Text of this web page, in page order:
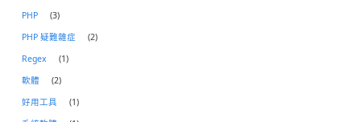
PHP
(3)
PHP 疑難雜症
(2)
Regex
(1)
軟體
(2)
好用工具
(1)